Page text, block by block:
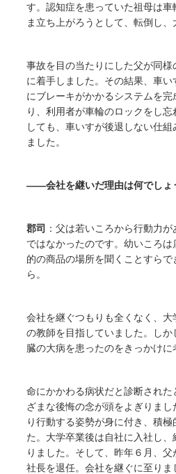
す。認知症を患っていた祖母は車
ま立ち上がろうとして、転倒し、
事故を目の当たりにした父が同
に着手しました。その結果、車
にブレーキがかかるシステムを完
り、利用者が車輪のロックをし
しても、車いすが後退しない仕
ました。
――会社を継いだ理由は何でしょ
郡司 ：父は若いころから行動力
ではなかったのです。幼いころ
的の商品の場所を聞くことすら
ら。
会社を継ぐつもりも全くなく、
の教師を目指していました。し
臓の大病を患ったのをきっかけに
命にかかわる病状だと診断された
ざまな後悔の念が頭をよぎりま
り行動する姿勢が身に付き、積
た。大学卒業後は自社に入社し
りました。そして、昨年６月、
社長を退任。会社を継ぐに至りま